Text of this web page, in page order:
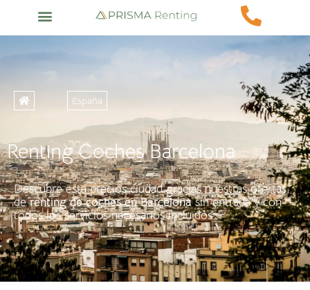
España
Renting Coches Barcelona
Descubre esta precios ciudad gracias nuestras ofertas
derenting de coches en Barcelonasin entrada y con
todos los servicios necesarios incluidos.